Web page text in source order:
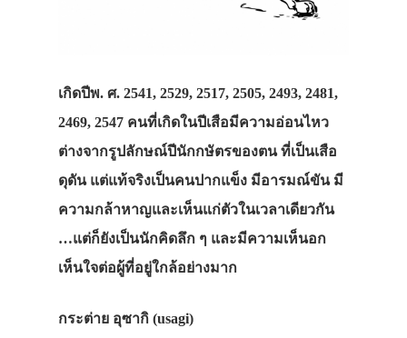
เกิดปีพ. ศ. 2541, 2529, 2517, 2505, 2493, 2481,
2469, 2547 คนที่เกิดในปีเสือมีความอ่อนไหว
ต่างจากรูปลักษณ์ปีนักกษัตรของตน ที่เป็นเสือ
ดุดัน แต่แท้จริงเป็นคนปากแข็ง มีอารมณ์ขัน มี
ความกล้าหาญและเห็นแก่ตัวในเวลาเดียวกัน
…แต่ก็ยังเป็นนักคิดลึก ๆ และมีความเห็นอก
เห็นใจต่อผู้ที่อยู่ใกล้อย่างมาก
กระต่าย อุซากิ (usagi)